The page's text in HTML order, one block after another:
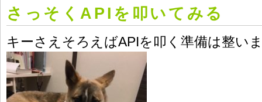
さっそくAPIを叩いてみる
キーさえそろえばAPIを叩く準備は整い